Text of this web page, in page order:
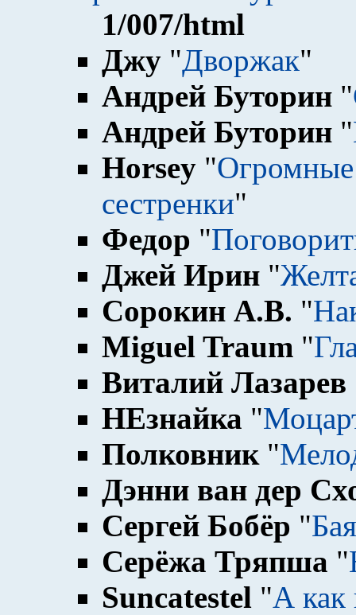
1/007/html
Джу "Дворжак"
Андрей Буторин "
Андрей Буторин "
Horsey "Огромные
сестренки"
Федор "
Джей Ирин "
Сорокин А.В. "
Miguel Traum "
Виталий Лазарев
НЕзнайка "
Полковник"
Дэнни ван дер
Сергей Бобёр "
Серёжа Тряпша "
Suncatestel "А как